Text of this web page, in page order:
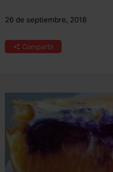
26 de septiembre, 2018
Compartir